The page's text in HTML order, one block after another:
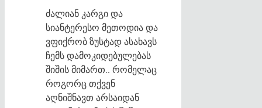
ძალიან კარგი და
სიანტერესო მეთოდია და
ვფიქრობ ზუსტად ასახავს
ჩემს დამოკიდებულებას
შიშის მიმართ.. რომელაც
როგორც თქვენ
აღნიშნავთ არსაიდან